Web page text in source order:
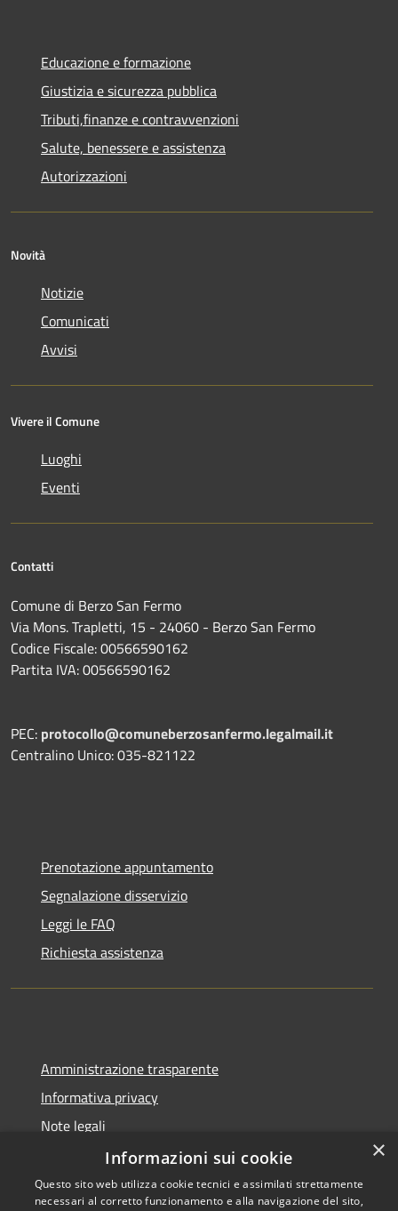
Educazione e formazione
Giustizia e sicurezza pubblica
Tributi,finanze e contravvenzioni
Salute, benessere e assistenza
Autorizzazioni
Novità
Notizie
Comunicati
Avvisi
Vivere il Comune
Luoghi
Eventi
Contatti
Comune di Berzo San Fermo
Via Mons. Trapletti, 15 - 24060 - Berzo San Fermo
Codice Fiscale: 00566590162
Partita IVA: 00566590162
PEC: protocollo@comuneberzosanfermo.legalmail.it
Centralino Unico: 035-821122
Prenotazione appuntamento
Segnalazione disservizio
Leggi le FAQ
Richiesta assistenza
Amministrazione trasparente
Informativa privacy
Note legali
Dichiarazione di accessibilità
×
Informazioni sui cookie
Questo sito web utilizza cookie tecnici e assimilati strettamente
necessari al corretto funzionamento e alla navigazione del sito,